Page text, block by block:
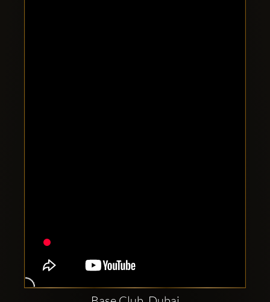
sociala
konton